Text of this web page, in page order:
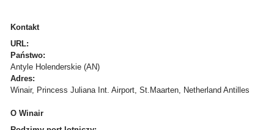
Kontakt
URL:
Państwo:
Antyle Holenderskie (AN)
Adres:
Winair, Princess Juliana Int. Airport, St.Maarten, Netherland Antilles
O Winair